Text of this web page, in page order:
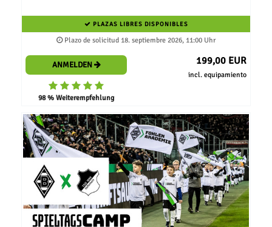
PLAZAS LIBRES DISPONIBLES
Plazo de solicitud 18. septiembre 2026, 11:00 Uhr
ANMELDEN
98 % Weiterempfehlung
199,00 EUR
incl. equipamiento